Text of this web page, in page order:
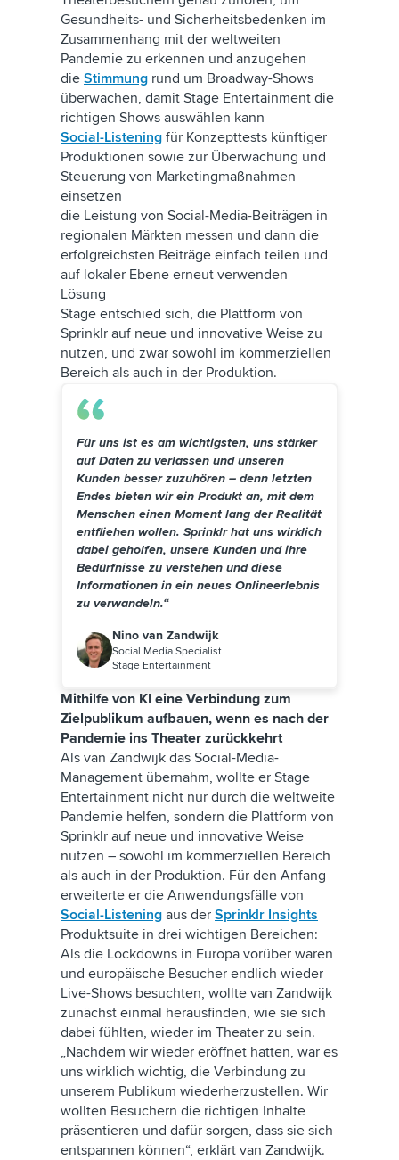
Gesundheits- und Sicherheitsbedenken im
Zusammenhang mit der weltweiten
Pandemie zu erkennen und anzugehen
die Stimmung rund um Broadway-Shows
überwachen, damit Stage Entertainment die
richtigen Shows auswählen kann
Social-Listening für Konzepttests künftiger
Produktionen sowie zur Überwachung und
Steuerung von Marketingmaßnahmen
einsetzen
die Leistung von Social-Media-Beiträgen in
regionalen Märkten messen und dann die
erfolgreichsten Beiträge einfach teilen und
auf lokaler Ebene erneut verwenden
Lösung
Stage entschied sich, die Plattform von
Sprinklr auf neue und innovative Weise zu
nutzen, und zwar sowohl im kommerziellen
Bereich als auch in der Produktion.
Für uns ist es am wichtigsten, uns stärker
auf Daten zu verlassen und unseren
Kunden besser zuzuhören – denn letzten
Endes bieten wir ein Produkt an, mit dem
Menschen einen Moment lang der Realität
entfliehen wollen. Sprinklr hat uns wirklich
dabei geholfen, unsere Kunden und ihre
Bedürfnisse zu verstehen und diese
Informationen in ein neues Onlineerlebnis
zu verwandeln.“
Nino van Zandwijk
Social Media Specialist
Stage Entertainment
Mithilfe von KI eine Verbindung zum
Zielpublikum aufbauen, wenn es nach der
Pandemie ins Theater zurückkehrt
Als van Zandwijk das Social-Media-
Management übernahm, wollte er Stage
Entertainment nicht nur durch die weltweite
Pandemie helfen, sondern die Plattform von
Sprinklr auf neue und innovative Weise
nutzen – sowohl im kommerziellen Bereich
als auch in der Produktion. Für den Anfang
erweiterte er die Anwendungsfälle von
Social-Listening aus der Sprinklr Insights
Produktsuite in drei wichtigen Bereichen:
Als die Lockdowns in Europa vorüber waren
und europäische Besucher endlich wieder
Live-Shows besuchten, wollte van Zandwijk
zunächst einmal herausfinden, wie sie sich
dabei fühlten, wieder im Theater zu sein.
„Nachdem wir wieder eröffnet hatten, war es
uns wirklich wichtig, die Verbindung zu
unserem Publikum wiederherzustellen. Wir
wollten Besuchern die richtigen Inhalte
präsentieren und dafür sorgen, dass sie sich
entspannen können“, erklärt van Zandwijk.